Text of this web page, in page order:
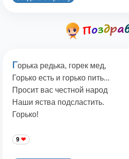
Горька редька, горек мед,
Горько есть и горько пить...
Просит вас честной народ
Наши яства подсластить.
Горько!
9